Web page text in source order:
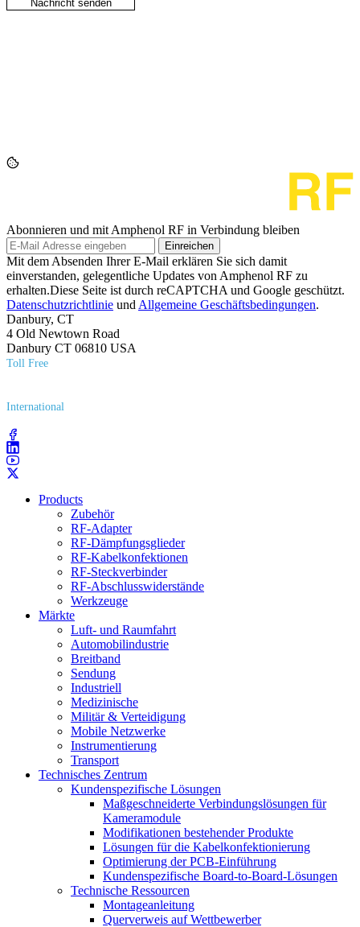
Abonnieren und mit Amphenol RF in Verbindung bleiben
Einreichen
Mit dem Absenden Ihrer E-Mail erklären Sie sich damit
einverstanden, gelegentliche Updates von Amphenol RF zu
erhalten.Diese Seite ist durch reCAPTCHA und Google geschützt.
Datenschutzrichtlinie und Allgemeine Geschäftsbedingungen.
Danbury, CT
4 Old Newtown Road
Danbury CT 06810 USA
Toll Free
International
Products
Zubehör
RF-Adapter
RF-Dämpfungsglieder
RF-Kabelkonfektionen
RF-Steckverbinder
RF-Abschlusswiderstände
Werkzeuge
Märkte
Luft- und Raumfahrt
Automobilindustrie
Breitband
Sendung
Industriell
Medizinische
Militär & Verteidigung
Mobile Netzwerke
Instrumentierung
Transport
Technisches Zentrum
Kundenspezifische Lösungen
Maßgeschneiderte Verbindungslösungen für
Kameramodule
Modifikationen bestehender Produkte
Lösungen für die Kabelkonfektionierung
Optimierung der PCB-Einführung
Kundenspezifische Board-to-Board-Lösungen
Technische Ressourcen
Montageanleitung
Querverweis auf Wettbewerber